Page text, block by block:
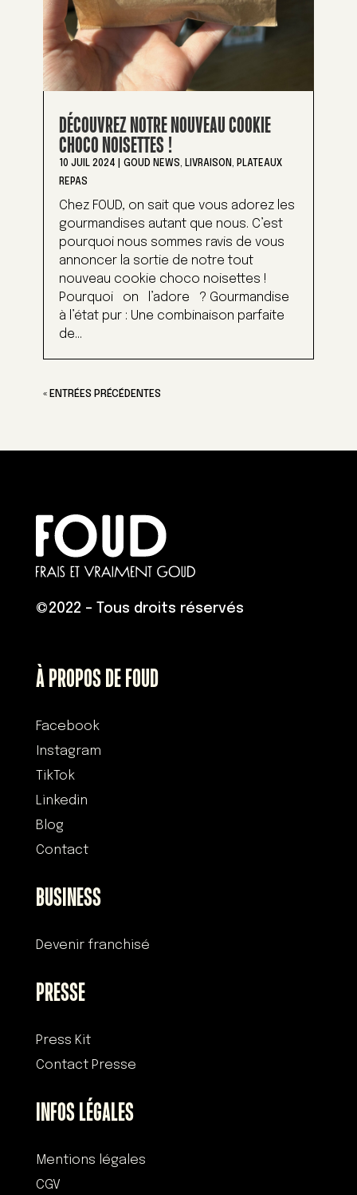
DÉCOUVREZ NOTRE NOUVEAU COOKIE
CHOCO NOISETTES !
10 JUIL 2024 GOUD NEWS, LIVRAISON, PLATEAUX
REPAS
Chez FOUD, on sait que vous adorez les
gourmandises autant que nous. C’est
pourquoi nous sommes ravis de vous
annoncer la sortie de notre tout
nouveau cookie choco noisettes !
Pourquoi on l’adore ? Gourmandise
à l’état pur : Une combinaison parfaite
de...
« ENTRÉES PRÉCÉDENTES
©2022 – Tous droits réservés
À PROPOS DE FOUD
Facebook
Instagram
TikTok
Linkedin
Blog
Contact
BUSINESS
Devenir franchisé
PRESSE
Press Kit
Contact Presse
INFOS LÉGALES
Mentions légales
CGV